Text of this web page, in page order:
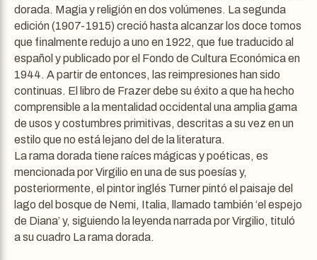
dorada. Magia y religión en dos volúmenes. La segunda
edición (1907-1915) creció hasta alcanzar los doce tomos
que finalmente redujo a uno en 1922, que fue traducido al
español y publicado por el Fondo de Cultura Económica en
1944. A partir de entonces, las reimpresiones han sido
continuas. El libro de Frazer debe su éxito a que ha hecho
comprensible a la mentalidad occidental una amplia gama
de usos y costumbres primitivas, descritas a su vez en un
estilo que no está lejano del de la literatura.
La rama dorada tiene raíces mágicas y poéticas, es
mencionada por Virgilio en una de sus poesías y,
posteriormente, el pintor inglés Turner pintó el paisaje del
lago del bosque de Nemi, Italia, llamado también ‘el espejo
de Diana’ y, siguiendo la leyenda narrada por Virgilio, tituló
a su cuadro La rama dorada.